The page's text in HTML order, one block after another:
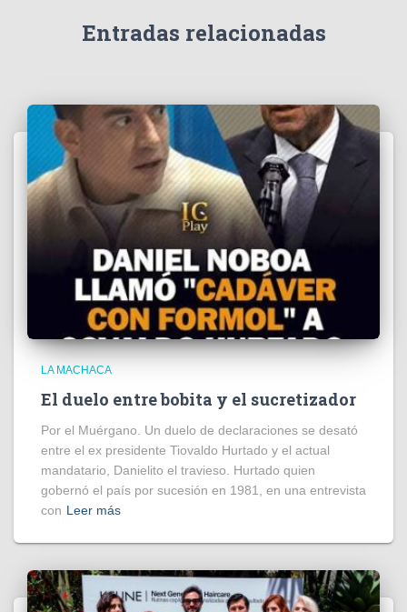
Entradas relacionadas
LA MACHACA
El duelo entre bobita y el sucretizador
Por el Muérgano. Un duelo de declaraciones se desató
entre el ex presidente Tiovaldo Hurtado y el actual
mandatario, Danielito el travieso. Hurtado quien
gobernó el país por sucesión en 1981, en una entrevista
con Leer más